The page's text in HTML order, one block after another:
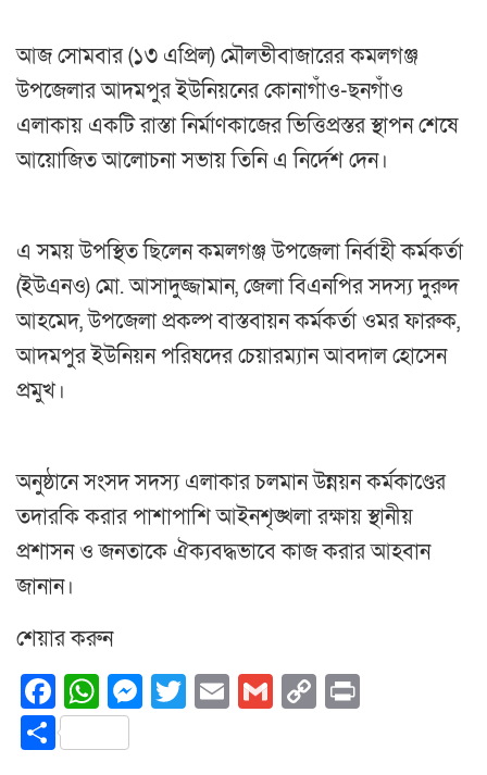
আজ সোমবার (১৩ এপ্রিল) মৌলভীবাজারের কমলগঞ্জ
উপজেলার আদমপুর ইউনিয়নের কোনাগাঁও-ছনগাঁও
এলাকায় একটি রাস্তা নির্মাণকাজের ভিত্তিপ্রস্তর স্থাপন শেষে
আয়োজিত আলোচনা সভায় তিনি এ নির্দেশ দেন।
এ সময় উপস্থিত ছিলেন কমলগঞ্জ উপজেলা নির্বাহী কর্মকর্তা
(ইউএনও) মো. আসাদুজ্জামান, জেলা বিএনপির সদস্য দুরুদ
আহমেদ, উপজেলা প্রকল্প বাস্তবায়ন কর্মকর্তা ওমর ফারুক,
আদমপুর ইউনিয়ন পরিষদের চেয়ারম্যান আবদাল হোসেন
প্রমুখ।
অনুষ্ঠানে সংসদ সদস্য এলাকার চলমান উন্নয়ন কর্মকাণ্ডের
তদারকি করার পাশাপাশি আইনশৃঙ্খলা রক্ষায় স্থানীয়
প্রশাসন ও জনতাকে ঐক্যবদ্ধভাবে কাজ করার আহবান
জানান।
শেয়ার করুন
Facebook
WhatsApp
Messenger
Twitter
EmailGmail
Copy
Share